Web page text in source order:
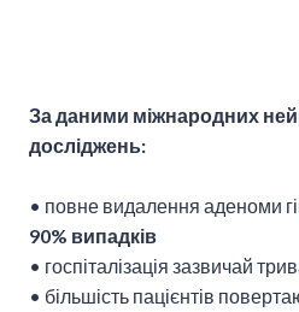
За даними міжнародних
досліджень:
• повне видалення аденоми
90% випадків
• госпіталізація зазвичай
• більшість пацієнтів